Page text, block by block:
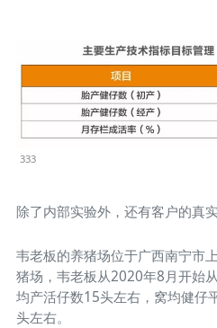
333
除了内部实验外，还有客户的真实
韦老板的养猪场位于广西南宁市
猪场，韦老板从2020年8月开始
均产活仔数15头左右，窝均健仔
头左右。